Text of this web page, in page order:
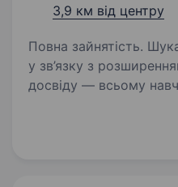
3,9 км від центру
Повна зайнятість. Шукаємо 3 офіс-менеджерів
у зв’язку з
досвіду — всьому